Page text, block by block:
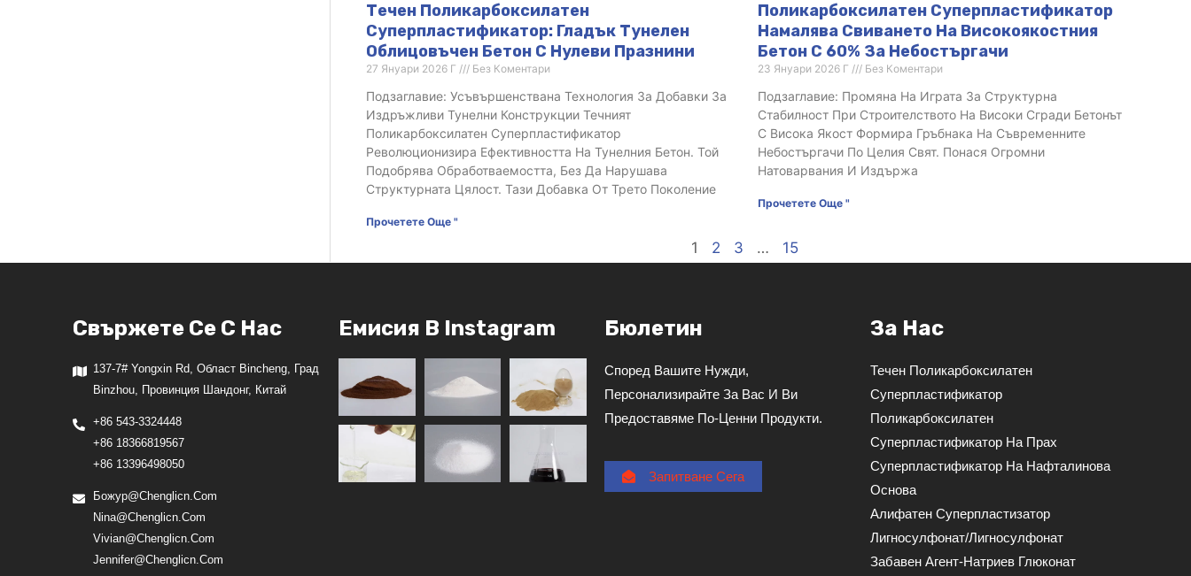
Течен Поликарбоксилатен
Суперпластификатор: Гладък Тунелен
Облицовъчен Бетон С Нулеви Празнини
27 Януари 2026 Г Без Коментари
Подзаглавие: Усъвършенствана Технология За Добавки За
Издръжливи Тунелни Конструкции Течният
Поликарбоксилатен Суперпластификатор
Революционизира Ефективността На Тунелния Бетон. Той
Подобрява Обработваемостта, Без Да Нарушава
Структурната Цялост. Тази Добавка От Трето Поколение
Прочетете Още "
Поликарбоксилатен Суперпластификатор
Намалява Свиването На Високоякостния
Бетон С 60% За Небостъргачи
23 Януари 2026 Г Без Коментари
Подзаглавие: Промяна На Играта За Структурна
Стабилност При Строителството На Високи Сгради Бетонът
С Висока Якост Формира Гръбнака На Съвременните
Небостъргачи По Целия Свят. Понася Огромни
Натоварвания И Издържа
Прочетете Още "
1 2 3 … 15
Свържете Се С Нас
137-7# Yongxin Rd, Област Bincheng, Град
Binzhou, Провинция Шандонг, Китай
+86 543-3324448
+86 18366819567
+86 13396498050
Божур@chenglicn.com
Nina@chenglicn.com
Vivian@chenglicn.com
Jennifer@chenglicn.com
Емисия В Instagram Бюлетин
Според Вашите Нужди,
Персонализирайте За Вас И Ви
Предоставяме По-Ценни Продукти.
Запитване Сега
За Нас
Течен Поликарбоксилатен
Суперпластификатор
Поликарбоксилатен
Суперпластификатор На Прах
Суперпластификатор На Нафталинова
Основа
Алифатен Суперпластизатор
Лигносулфонат/лигносулфонат
Забавен Агент-Натриев Глюконат